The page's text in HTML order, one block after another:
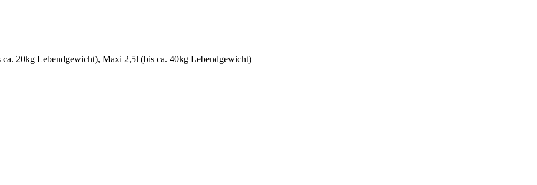
20kg Lebendgewicht), Maxi 2,5l (bis ca. 40kg Lebendgewicht)